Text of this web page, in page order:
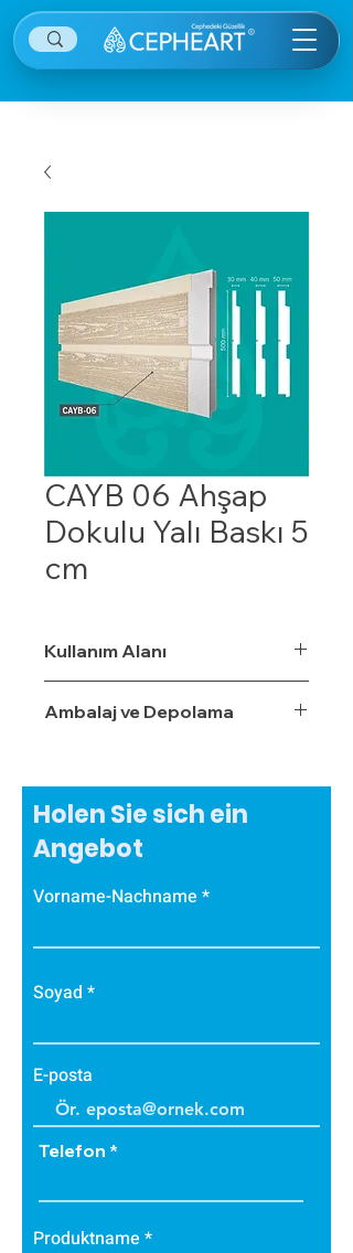
CAYB 06 Ahşap
Dokulu Yalı Baskı 5
cm
Kullanım Alanı
Ambalaj ve Depolama
Holen Sie sich ein
Angebot
Vorname-Nachname
Soyad
E-posta
Telefon
Produktname